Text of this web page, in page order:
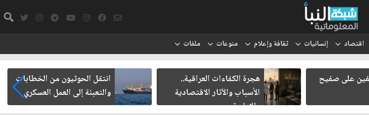
اقتصاد إنسانيات ثقافة وإعلام منوعات ملفات
على صفيح
هجرة الكفاءات العراقية..
الأسباب والآثار الاقتصادية
والإدارية
انتقل الحوثيون من الخطابات
والتعبئة إلى العمل العسكري